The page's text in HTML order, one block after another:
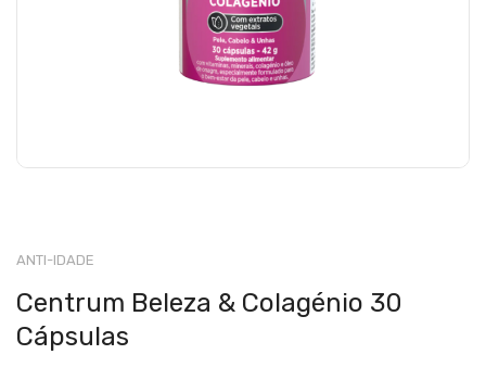
ANTI-IDADE
Centrum Beleza & Colagénio 30
Cápsulas